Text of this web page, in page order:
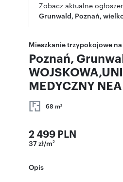
Zobacz aktualne
Grunwald, Poznań,
Mieszkanie trzypokojowe
Poznań,
MEDYCZNY
68 m2
2 499 PLN
37 zł/m2
Opis